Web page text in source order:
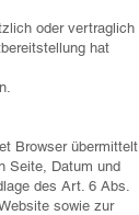
oder vertraglich
hat
Browser übermittelt
Seite, Datum und
des Art. 6 Abs.
sowie zur